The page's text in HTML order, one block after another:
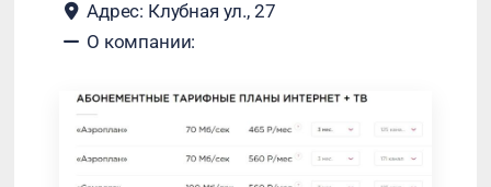
Адрес: Клубная ул., 27
О компании: